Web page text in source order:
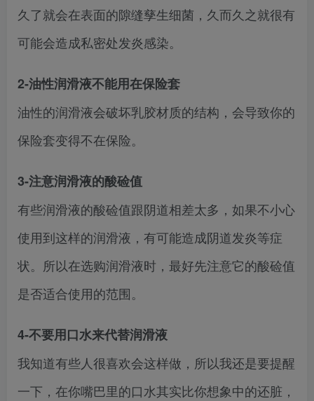
久了就会在表面的隙缝孳生细菌，久而久之就很有
可能会造成私密处发炎感染。
2-油性润滑液不能用在保险套
油性的润滑液会破坏乳胶材质的结构，会导致你的
保险套变得不在保险。
3-注意润滑液的酸硷值
有些润滑液的酸硷值跟阴道相差太多，如果不小心
使用到这样的润滑液，有可能造成阴道发炎等症
状。所以在选购润滑液时，最好先注意它的酸硷值
是否适合使用的范围。
4-不要用口水来代替润滑液
我知道有些人很喜欢会这样做，所以我还是要提醒
一下，在你嘴巴里的口水其实比你想象中的还脏，